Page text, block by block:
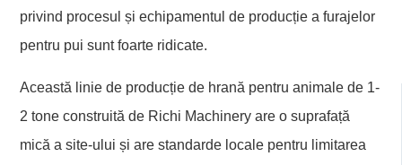
privind procesul și echipamentul de producție a furajelor
pentru pui sunt foarte ridicate.
Această linie de producție de hrană pentru animale de 1-
2 tone construită de Richi Machinery are o suprafață
mică a site-ului și are standarde locale pentru limitarea